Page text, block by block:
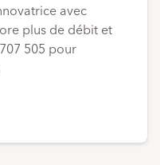
avec
plus de débit et
505 pour